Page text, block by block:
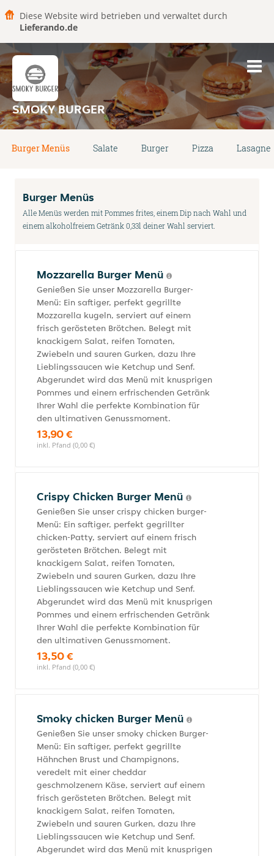
Diese Website wird betrieben und verwaltet durch
Lieferando.de
SMOKY BURGER
Burger Menüs Salate Burger Pizza Lasagne
Burger Menüs
Alle Menüs werden mit Pommes frites, einem Dip nach Wahl und
einem alkoholfreiem Getränk 0,33l deiner Wahl serviert.
Mozzarella Burger Menü
Genießen Sie unser Mozzarella Burger-
Menü: Ein saftiger, perfekt gegrillte
Mozzarella kugeln, serviert auf einem
frisch gerösteten Brötchen. Belegt mit
knackigem Salat, reifen Tomaten,
Zwiebeln und sauren Gurken, dazu Ihre
Lieblingssaucen wie Ketchup und Senf.
Abgerundet wird das Menü mit knusprigen
Pommes und einem erfrischenden Getränk
Ihrer Wahl die perfekte Kombination für
den ultimativen Genussmoment.
13,90 €
inkl. Pfand (0,00 €)
Crispy Chicken Burger Menü
Genießen Sie unser crispy chicken burger-
Menü: Ein saftiger, perfekt gegrillter
chicken-Patty, serviert auf einem frisch
gerösteten Brötchen. Belegt mit
knackigem Salat, reifen Tomaten,
Zwiebeln und sauren Gurken, dazu Ihre
Lieblingssaucen wie Ketchup und Senf.
Abgerundet wird das Menü mit knusprigen
Pommes und einem erfrischenden Getränk
Ihrer Wahl die perfekte Kombination für
den ultimativen Genussmoment.
13,50 €
inkl. Pfand (0,00 €)
Smoky chicken Burger Menü
Genießen Sie unser smoky chicken Burger-
Menü: Ein saftiger, perfekt gegrillte
Hähnchen Brust und Champignons,
veredelt mit einer cheddar
geschmolzenem Käse, serviert auf einem
frisch gerösteten Brötchen. Belegt mit
knackigem Salat, reifen Tomaten,
Zwiebeln und sauren Gurken, dazu Ihre
Lieblingssaucen wie Ketchup und Senf.
Abgerundet wird das Menü mit knusprigen